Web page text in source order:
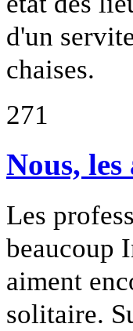
d'un
chaises.
271
Nous,
Les
beaucoup
aiment
solitaire.